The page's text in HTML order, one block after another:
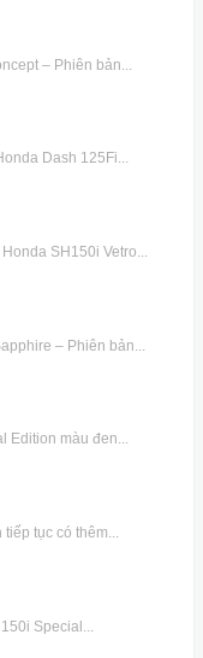
– Phiên bản...
Dash 125Fi...
SH150i Vetro...
– Phiên bản...
Edition màu đen...
tục có thêm...
Special...